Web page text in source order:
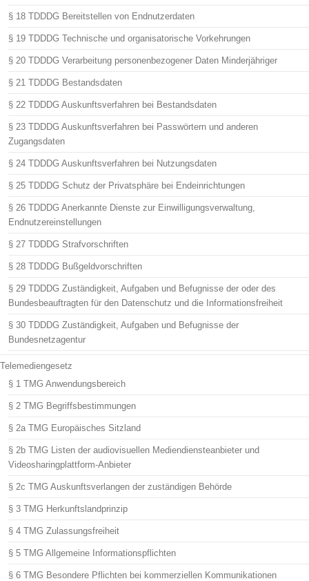
§ 18 TDDDG Bereitstellen von Endnutzerdaten
§ 19 TDDDG Technische und organisatorische Vorkehrungen
§ 20 TDDDG Verarbeitung personenbezogener Daten Minderjähriger
§ 21 TDDDG Bestandsdaten
§ 22 TDDDG Auskunftsverfahren bei Bestandsdaten
§ 23 TDDDG Auskunftsverfahren bei Passwörtern und anderen
Zugangsdaten
§ 24 TDDDG Auskunftsverfahren bei Nutzungsdaten
§ 25 TDDDG Schutz der Privatsphäre bei Endeinrichtungen
§ 26 TDDDG Anerkannte Dienste zur Einwilligungsverwaltung,
Endnutzereinstellungen
§ 27 TDDDG Strafvorschriften
§ 28 TDDDG Bußgeldvorschriften
§ 29 TDDDG Zuständigkeit, Aufgaben und Befugnisse der oder des
Bundesbeauftragten für den Datenschutz und die Informationsfreiheit
§ 30 TDDDG Zuständigkeit, Aufgaben und Befugnisse der
Bundesnetzagentur
Telemediengesetz
§ 1 TMG Anwendungsbereich
§ 2 TMG Begriffsbestimmungen
§ 2a TMG Europäisches Sitzland
§ 2b TMG Listen der audiovisuellen Mediendiensteanbieter und
Videosharingplattform-Anbieter
§ 2c TMG Auskunftsverlangen der zuständigen Behörde
§ 3 TMG Herkunftslandprinzip
§ 4 TMG Zulassungsfreiheit
§ 5 TMG Allgemeine Informationspflichten
§ 6 TMG Besondere Pflichten bei kommerziellen Kommunikationen